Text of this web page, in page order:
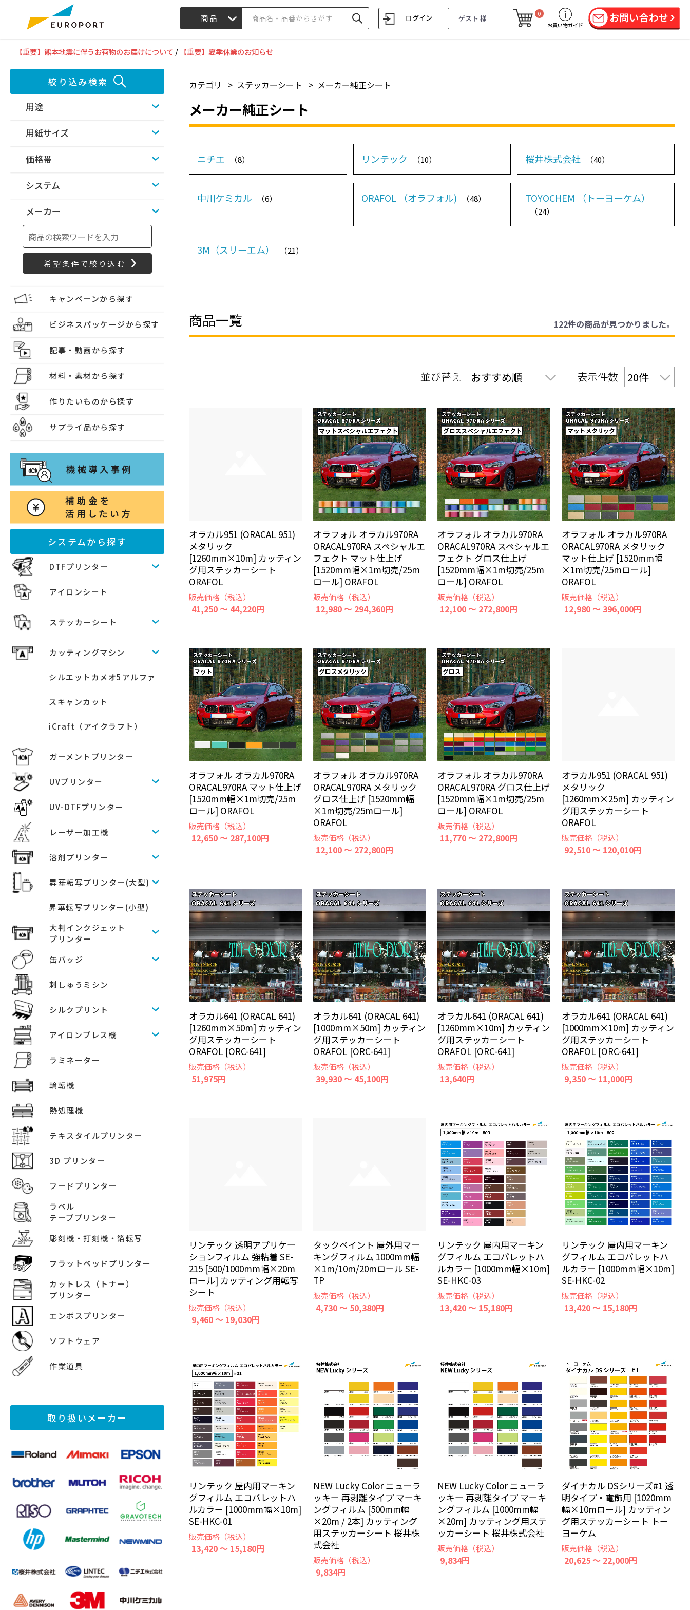
商品 ログイン ゲスト 様
0
お買い物ガイド
【重要】熊本地震に伴うお荷物のお届けについて / 【重要】夏季休業のお知らせ
絞り込み検索
用途
用紙サイズ
価格帯
システム
メーカー
キャンペーンから探す
ビジネスパッケージから探す
記事・動画から探す
材料・素材から探す
作りたいものから探す
サプライ品から探す
システムから探す
DTFプリンター
アイロンシート
ステッカーシート
カッティングマシン
シルエットカメオ5アルファ
スキャンカット
iCraft（アイクラフト）
ガーメントプリンター
UVプリンター
UV-DTFプリンター
レーザー加工機
溶剤プリンター
昇華転写プリンター(大型)
昇華転写プリンター(小型)
大判インクジェット
プリンター
缶バッジ
刺しゅうミシン
シルクプリント
アイロンプレス機
ラミネーター
輪転機
熱処理機
テキスタイルプリンター
3D プリンター
フードプリンター
ラベル
テーププリンター
彫刻機・打刻機・箔転写
フラットベッドプリンター
カットレス（トナー）
プリンター
エンボスプリンター
ソフトウェア
作業道具
取り扱いメーカー
カテゴリ > ステッカーシート > メーカー純正シート
メーカー純正シート
ニチエ （8） リンテック （10） 桜井株式会社 （40）
中川ケミカル （6） ORAFOL （オラフォル) （48） TOYOCHEM （トーヨーケム）
（24）
3M（スリーエム） （21）
商品一覧 122件の商品が見つかりました。
並び替え 表示件数
オラカル951 (ORACAL 951)
メタリック
[1260mm×10m] カッティン
グ用ステッカーシート
ORAFOL
販売価格（税込）
41,250 ～ 44,220円
オラフォル オラカル970RA
ORACAL970RA スペシャルエ
フェクト マット仕上げ
[1520mm幅×1m切売/25m
ロール] ORAFOL
販売価格（税込）
12,980 ～ 294,360円
オラフォル オラカル970RA
ORACAL970RA スペシャルエ
フェクト グロス仕上げ
[1520mm幅×1m切売/25m
ロール] ORAFOL
販売価格（税込）
12,100 ～ 272,800円
オラフォル オラカル970RA
ORACAL970RA メタリック
マット仕上げ [1520mm幅
×1m切売/25mロール]
ORAFOL
販売価格（税込）
12,980 ～ 396,000円
オラフォル オラカル970RA
ORACAL970RA マット仕上げ
[1520mm幅×1m切売/25m
ロール] ORAFOL
販売価格（税込）
12,650 ～ 287,100円
オラフォル オラカル970RA
ORACAL970RA メタリック
グロス仕上げ [1520mm幅
×1m切売/25mロール]
ORAFOL
販売価格（税込）
12,100 ～ 272,800円
オラフォル オラカル970RA
ORACAL970RA グロス仕上げ
[1520mm幅×1m切売/25m
ロール] ORAFOL
販売価格（税込）
11,770 ～ 272,800円
オラカル951 (ORACAL 951)
メタリック
[1260mm×25m] カッティン
グ用ステッカーシート
ORAFOL
販売価格（税込）
92,510 ～ 120,010円
オラカル641 (ORACAL 641)
[1260mm×50m] カッティン
グ用ステッカーシート
ORAFOL [ORC-641]
販売価格（税込）
51,975円
オラカル641 (ORACAL 641)
[1000mm×50m] カッティン
グ用ステッカーシート
ORAFOL [ORC-641]
販売価格（税込）
39,930 ～ 45,100円
オラカル641 (ORACAL 641)
[1260mm×10m] カッティン
グ用ステッカーシート
ORAFOL [ORC-641]
販売価格（税込）
13,640円
オラカル641 (ORACAL 641)
[1000mm×10m] カッティン
グ用ステッカーシート
ORAFOL [ORC-641]
販売価格（税込）
9,350 ～ 11,000円
リンテック 透明アプリケー
ションフィルム 強粘着 SE-
215 [500/1000mm幅×20m
ロール] カッティング用転写
シート
販売価格（税込）
9,460 ～ 19,030円
タックペイント 屋外用マー
キングフィルム 1000mm幅
×1m/10m/20mロール SE-
TP
販売価格（税込）
4,730 ～ 50,380円
リンテック 屋内用マーキン
グフィルム エコパレットハ
ルカラー [1000mm幅×10m]
SE-HKC-03
販売価格（税込）
13,420 ～ 15,180円
リンテック 屋内用マーキン
グフィルム エコパレットハ
ルカラー [1000mm幅×10m]
SE-HKC-02
販売価格（税込）
13,420 ～ 15,180円
リンテック 屋内用マーキン
グフィルム エコパレットハ
ルカラー [1000mm幅×10m]
SE-HKC-01
販売価格（税込）
13,420 ～ 15,180円
NEW Lucky Color ニューラ
ッキー 再剥離タイプ マーキ
ングフィルム [500mm幅
×20m / 2本] カッティング
用ステッカーシート 桜井株
式会社
販売価格（税込）
9,834円
NEW Lucky Color ニューラ
ッキー 再剥離タイプ マーキ
ングフィルム [1000mm幅
×20m] カッティング用ステ
ッカーシート 桜井株式会社
販売価格（税込）
9,834円
ダイナカル DSシリーズ#1 透
明タイプ・電飾用 [1020mm
幅×10mロール] カッティン
グ用ステッカーシート トー
ヨーケム
販売価格（税込）
20,625 ～ 22,000円